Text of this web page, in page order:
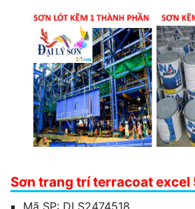
Sơn trang trí terracoat excel
Mã SP: DLS2474518